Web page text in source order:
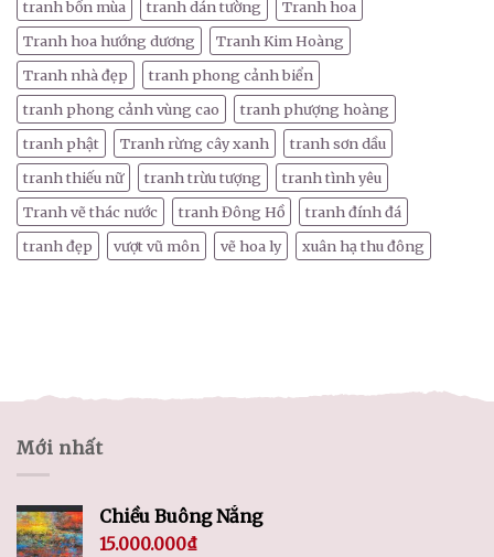
tranh bốn mùa
tranh dán tường
Tranh hoa
Tranh hoa hướng dương
Tranh Kim Hoàng
Tranh nhà đẹp
tranh phong cảnh biển
tranh phong cảnh vùng cao
tranh phượng hoàng
tranh phật
Tranh rừng cây xanh
tranh sơn dầu
tranh thiếu nữ
tranh trừu tượng
tranh tình yêu
Tranh vẽ thác nước
tranh Đông Hồ
tranh đính đá
tranh đẹp
vượt vũ môn vẽ hoa ly xuân hạ thu đông
Mới nhất
Chiều Buông Nắng
15.000.000₫